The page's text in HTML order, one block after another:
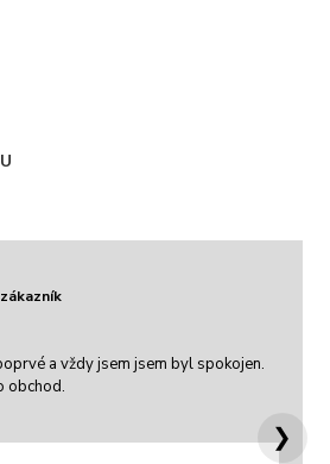
a vždy jsem jsem byl spokojen.
obchod.
❯